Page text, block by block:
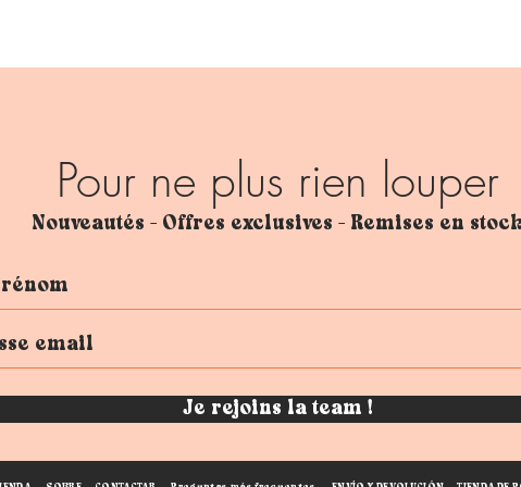
Pour ne plus rien louper
Nouveautés - Offres exclusives - Remises en
Je rejoins la team !